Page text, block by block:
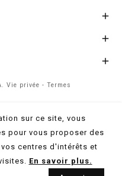



Vie privée - Termes
l'Agence Colibri
sur ce site, vous
pour vous proposer des
centres d'intérêts et
En savoir plus.